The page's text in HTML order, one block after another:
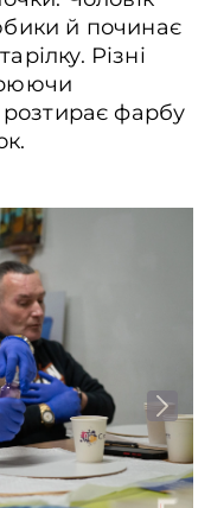
й починає
Різні
розтирає фарбу